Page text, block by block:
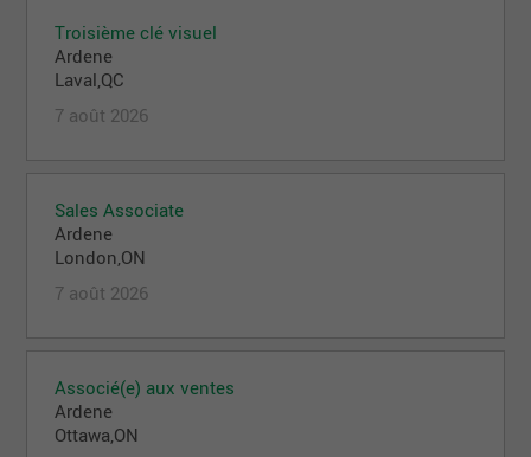
Troisième clé visuel
Ardene
Laval,QC
7 août 2026
Sales Associate
Ardene
London,ON
7 août 2026
Associé(e) aux ventes
Ardene
Ottawa,ON